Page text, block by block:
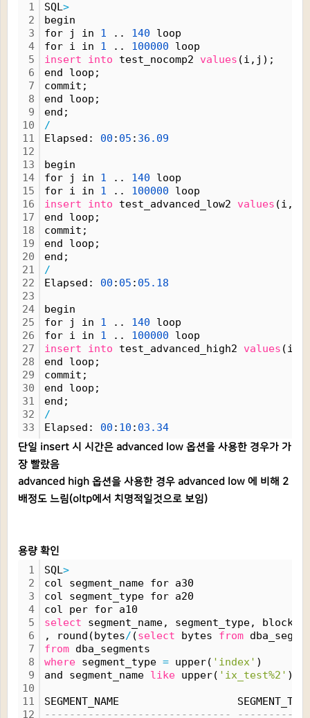
1
2
3
4
5
6
7
8
9
10
11
12
13
14
15
16
17
18
19
20
21
22
23
24
25
26
27
28
29
30
31
32
33
SQL>
begin
for j in 1 .. 140 loop
for i in 1 .. 100000 loop
insert
into test_nocomp2 values (i,j);
end loop;
commit;
end loop;
end;
/
Elapsed: 00 : 05 : 36. 09
begin
for j in 1 .. 140 loop
for i in 1 .. 100000 loop
insert
into test_advanced_low2 values
end loop;
commit;
end loop;
end;
/
Elapsed: 00 : 05 : 05. 18
begin
for j in 1 .. 140 loop
for i in 1 .. 100000 loop
insert
into test_advanced_high2 values
end loop;
commit;
end loop;
end;
/
Elapsed: 00 : 10 : 03. 34
단일 insert 시 시간은 advanced low 옵션을 사용한 경우가 가
장 빨랐음
advanced high 옵션을 사용한 경우 advanced low 에 비해 2
배정도 느림(oltp에서 치명적일것으로 보임)
용량 확인
1
2
3
4
5
6
7
8
9
10
11
12
SQL>
col segment_name for a30
col segment_type for a20
col per for a10
select segment_name, segment_type, blocks,
, round(bytes/ (select bytes from
from dba_segments
where segment_type = upper( 'index' )
and segment_name like upper( 'ix_test%2' );
SEGMENT_NAME
------------------------------